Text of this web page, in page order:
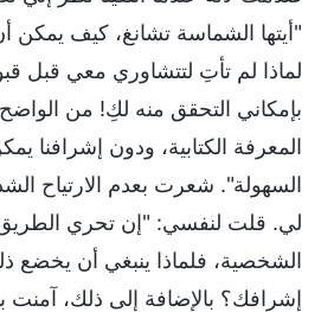
"أيتها الشماسة تشانغ، كيف يمكن
لماذا لم تأتِ لتتشاوري معي قبل
بإمكاني التحقق منه لكِ! من
المعرفة الكتابية، ودون إشرافنا
السهولة". شعرت بعدم الارتياح
لي. قلت لنفسي: "إن تحري
الشخصية، فلماذا ينبغي أن يخضع
إشرافك؟ بالإضافة إلى ذلك، آمنت